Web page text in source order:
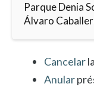
Parque Denia
Álvaro
Cancelar
Anular